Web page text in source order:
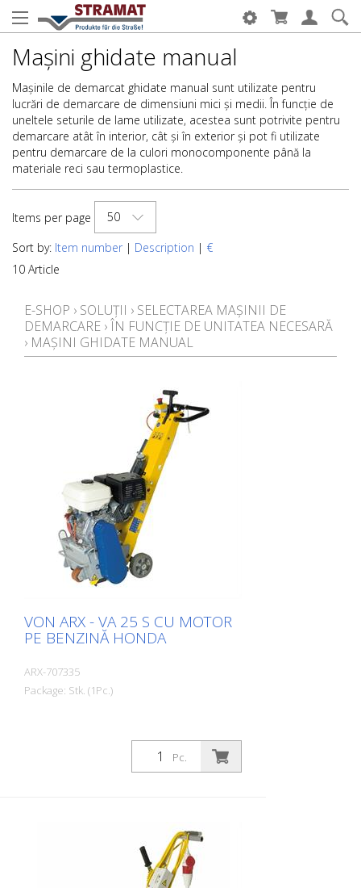
Mașini ghidate manual
Mașinile de demarcat ghidate manual sunt utilizate pentru
lucrări de demarcare de dimensiuni mici și medii. În funcție de
uneltele seturile de lame utilizate, acestea sunt potrivite pentru
demarcare atât în interior, cât și în exterior și pot fi utilizate
pentru demarcare de la culori monocomponente până la
materiale reci sau termoplastice.
Items per page
50
Sort by: Item number | Description | €
10 Article
E-SHOP › SOLUȚII › SELECTAREA MAȘINII DE
DEMARCARE ›ÎN FUNCȚIE DE UNITATEA NECESARĂ
› MAȘINI GHIDATE MANUAL
VON ARX - VA 25 S CU MOTOR
PE BENZINĂ HONDA
ARX-707335
Package: Stk. (1Pc.)
Pc.